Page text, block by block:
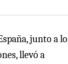
junto a lo
llevó a